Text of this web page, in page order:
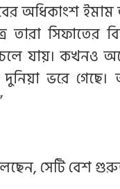
অধিকাংশ
তারা সিফাতের
যায়। কখনও
দুনিয়া ভরে
সেটি বেশ